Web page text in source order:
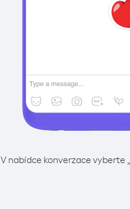
V nabídce konverzace vyberte